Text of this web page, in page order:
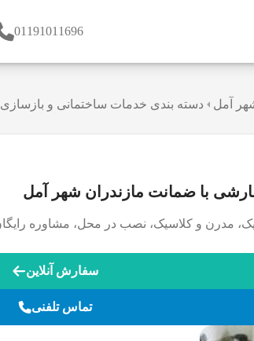
01191011696
آمل دسته بندی خدمات ساختمانی و بازسازی
با ضمانت مازندران شهر آمل
سفارش آنلاین
تماس تلفنی